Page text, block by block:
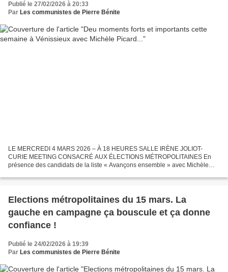
Publié le 27/02/2026 à 20:33
Par Les communistes de Pierre Bénite
LE MERCREDI 4 MARS 2026 – À 18 HEURES SALLE IRÈNE JOLIOT-
CURIE MEETING CONSACRÉ AUX ÉLECTIONS MÉTROPOLITAINES En
présence des candidats de la liste « Avançons ensemble » avec Michèle
JOLIOT-CURIE...
Elections métropolitaines du 15 mars. La
gauche en campagne ça bouscule et ça donne
confiance !
Publié le 24/02/2026 à 19:39
Par Les communistes de Pierre Bénite